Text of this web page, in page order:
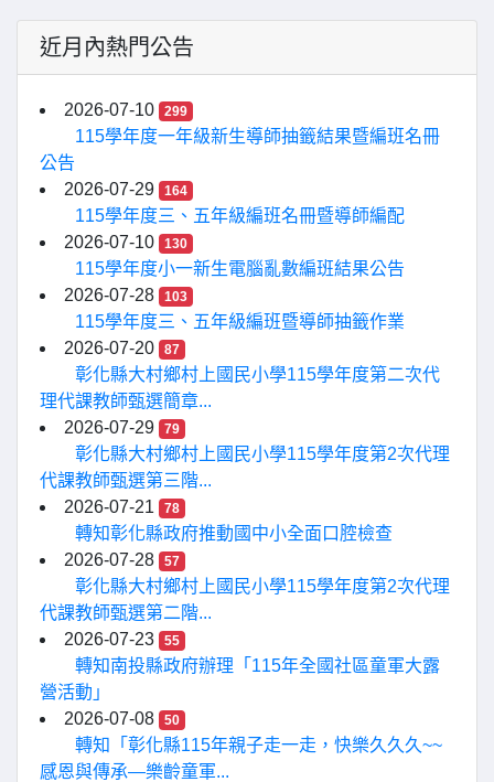
近月內熱門公告
2026-07-10 299
115學年度一年級新生導師抽籤結果暨編班名冊
公告
2026-07-29
164
115學年度三、五年級編班名冊暨導師編配
2026-07-10
130
115學年度小一新生電腦亂數編班結果公告
2026-07-28
103
115學年度三、五年級編班暨導師抽籤作業
2026-07-20
87
彰化縣大村鄉村上國民小學115學年度第二次代
理代課教師甄選簡章...
2026-07-29
79
彰化縣大村鄉村上國民小學115學年度第2次代理
代課教師甄選第三階...
2026-07-21
78
轉知彰化縣政府推動國中小全面口腔檢查
2026-07-28
57
彰化縣大村鄉村上國民小學115學年度第2次代理
代課教師甄選第二階...
2026-07-23
55
轉知南投縣政府辦理「115年全國社區童軍大露
營活動」
2026-07-08
50
轉知「彰化縣115年親子走一走，快樂久久久~~
感恩與傳承—樂齡童軍...